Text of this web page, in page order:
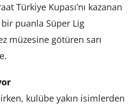
Türkiye Kupası’nı kazanan
bir puanla Süper Lig
müzesine götüren sarı
kulübe yakın isimlerden